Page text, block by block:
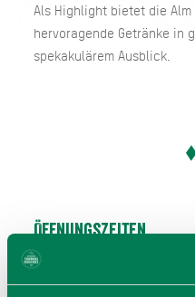
Als Highlight bietet die
hervoragende Getränke in
spekakulärem Ausblick.
Öffnungszeiten
täglich geöffnet
Allgemeiner Hinweis: